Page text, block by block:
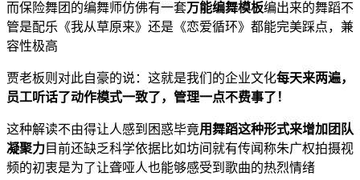
而保险舞团的编舞师仿佛有一套万能编舞模板编出来的舞蹈不
管是配乐《我从草原来》还是《恋爱循环》都能完美踩点，兼
容性极高
贾老板则对此自豪的说：这就是我们的企业文化每天来两遍，
员工听话了动作模式一致了，管理一点不费事了！
这种解读不由得让人感到困惑毕竟用舞蹈这种形式来增加团队
凝聚力目前还缺乏科学依据比如坊间就有传闻称朱广权拍摄视
频的初衷是为了让聋哑人也能够感受到歌曲的热烈情绪